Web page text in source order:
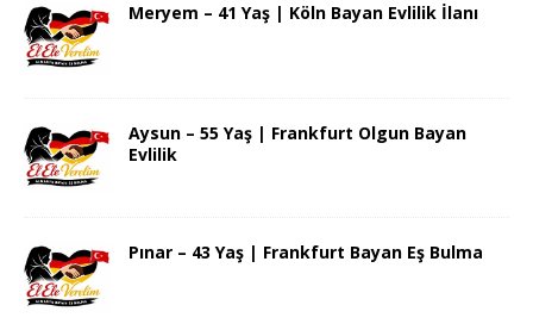
Meryem – 41 Yaş | Köln Bayan Evlilik İlanı
Aysun – 55 Yaş | Frankfurt Olgun Bayan
Evlilik
Pınar – 43 Yaş | Frankfurt Bayan Eş Bulma